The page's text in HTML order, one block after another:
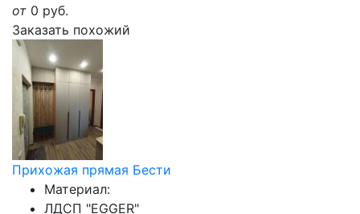
от 0 руб.
Заказать похожий
Прихожая прямая Бести
Материал:
ЛДСП "EGGER"